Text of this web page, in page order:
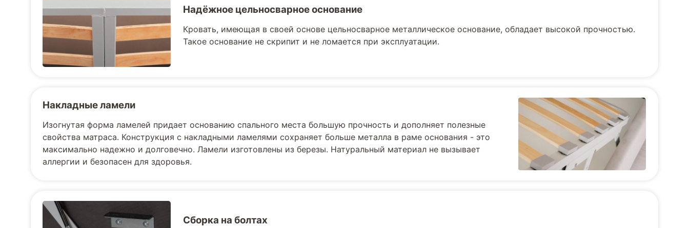
Надёжное цельносварное основание
Кровать, имеющая в своей основе цельносварное металлическое основание, обладает высокой прочностью.
Такое основание не скрипит и не ломается при эксплуатации.
Накладные ламели
Изогнутая форма ламелей придает основанию спального места большую прочность и дополняет полезные
свойства матраса. Конструкция с накладными ламелями сохраняет больше металла в раме основания - это
максимально надежно и долговечно. Ламели изготовлены из березы. Натуральный материал не вызывает
аллергии и безопасен для здоровья.
Сборка на болтах